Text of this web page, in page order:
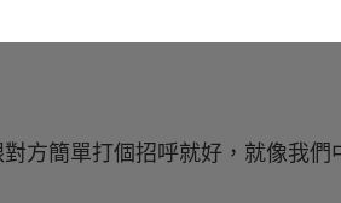
方簡單打個招呼就好，就像我們